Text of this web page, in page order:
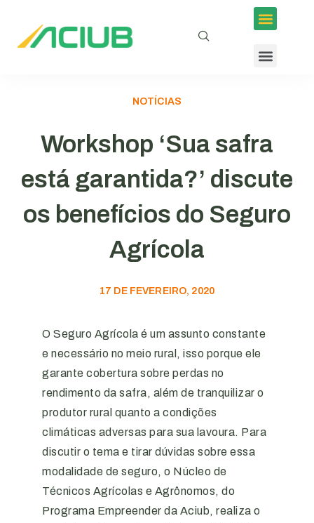
NOTÍCIAS
Workshop ‘Sua safra
está garantida?’ discute
os benefícios do Seguro
Agrícola
17 DE FEVEREIRO, 2020
O Seguro Agrícola é um assunto constante
e necessário no meio rural, isso porque ele
garante cobertura sobre perdas no
rendimento da safra, além de tranquilizar o
produtor rural quanto a condições
climáticas adversas para sua lavoura. Para
discutir o tema e tirar dúvidas sobre essa
modalidade de seguro, o Núcleo de
Técnicos Agrícolas e Agrônomos, do
Programa Empreender da Aciub, realiza o